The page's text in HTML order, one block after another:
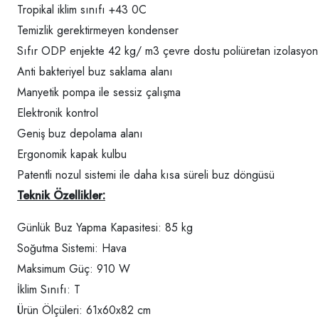
Tropikal iklim sınıfı +43 0C
Temizlik gerektirmeyen kondenser
Sıfır ODP enjekte 42 kg/ m3 çevre dostu poliüretan izolasyon
Anti bakteriyel buz saklama alanı
Manyetik pompa ile sessiz çalışma
Elektronik kontrol
Geniş buz depolama alanı
Ergonomik kapak kulbu
Patentli nozul sistemi ile daha kısa süreli buz döngüsü
Teknik Özellikler:
Günlük Buz Yapma Kapasitesi: 85 kg
Soğutma Sistemi: Hava
Maksimum Güç: 910 W
İklim Sınıfı: T
Ürün Ölçüleri: 61x60x82 cm